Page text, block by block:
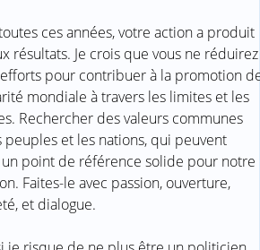
ces années, votre action a produit
résultats. Je crois que vous ne réduirez
efforts pour contribuer à la promotion
mondiale à travers les limites et les
Rechercher des valeurs communes
peuples et les nations, qui peuvent
point de référence solide pour notre
Faites-le avec passion, ouverture,
et dialogue.